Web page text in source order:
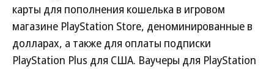
карты для пополнения кошелька в игровом
магазине PlayStation Store, деноминированные в
долларах, а также для оплаты подписки
PlayStation Plus для США. Ваучеры для PlayStation